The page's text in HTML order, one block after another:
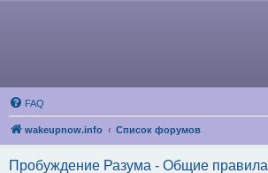
FAQ
wakeupnow.info Список форумов
Пробуждение Разума - Общие правила